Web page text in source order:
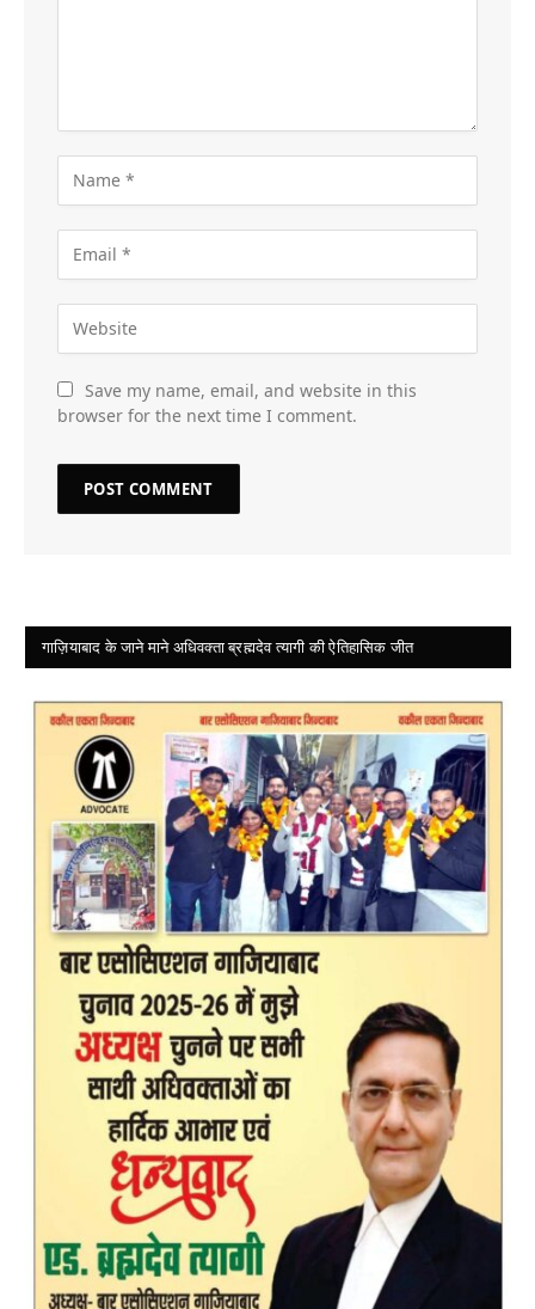
Save my name, email, and website in this
browser for the next time I comment.
गाज़ियाबाद के जाने माने अधिवक्ता ब्रह्मदेव त्यागी की ऐतिहासिक जीत